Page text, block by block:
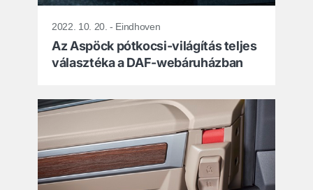
2022. 10. 20. - Eindhoven
Az Aspöck pótkocsi-világítás teljes
választéka a DAF-webáruházban